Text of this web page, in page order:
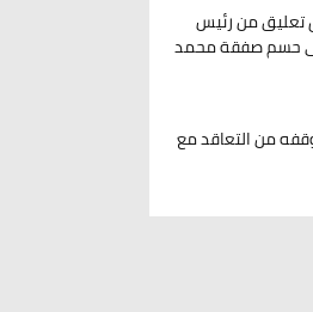
تعليق من رئيس
حسم صفقة محمد
من التعاقد مع